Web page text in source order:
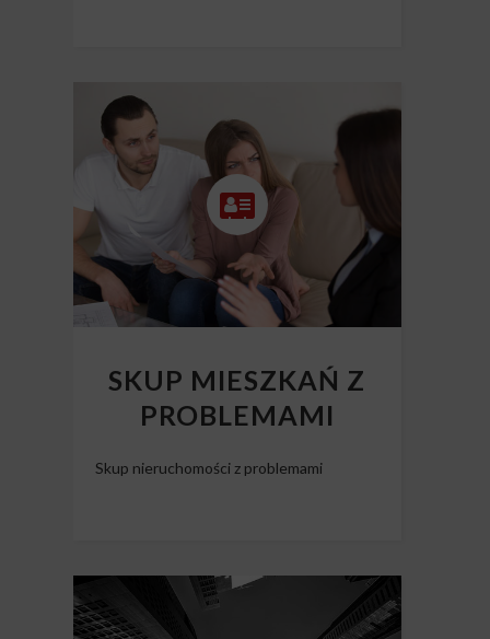
SKUP MIESZKAŃ Z
PROBLEMAMI
Skup nieruchomości z problemami